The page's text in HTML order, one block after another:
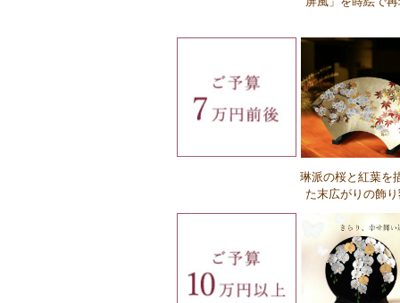
Ｑ：名入れの費用はいくらですか？
Ｑ：名入れにかかる時間はどれぐらいで
か？
Ｑ：名入れの注文方法を教えてください
琳派の桜と紅葉を
た末広がりの飾